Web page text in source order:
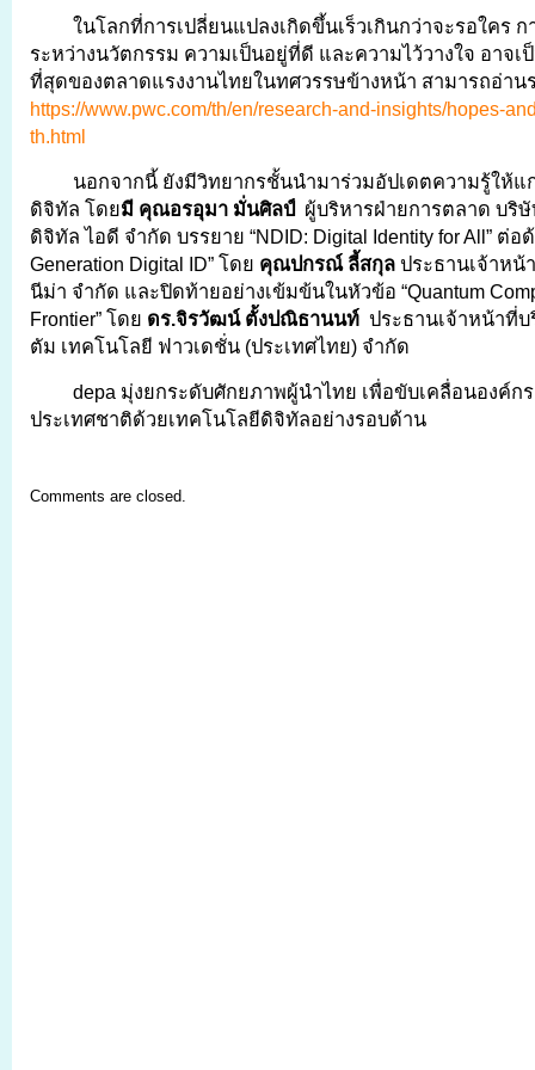
ในโลกที่การเปลี่ยนแปลงเกิดขึ้นเร็วเกินกว่าจะรอใคร
ระหว่างนวัตกรรม ความเป็นอยู่ที่ดี และความไว้วางใจ อาจ
ที่สุดของตลาดแรงงานไทยในทศวรรษข้างหน้า สามารถอ่าน
https://www.pwc.com/th/en/research-and-insights/hopes-
th.html
นอกจากนี้ ยังมีวิทยากรชั้นนำมาร่วมอัปเดตความรู้ให้แ
ดิจิทัล โดยมี คุณอรอุมา มั่นศิลป์ ผู้บริหารฝ่ายการตลาด บริ
ดิจิทัล ไอดี จำกัด บรรยาย “NDID: Digital Identity for All” ต่อ
Generation Digital ID” โดย คุณปกรณ์ ลี้สกุล ประธานเจ้าห
นีม่า จำกัด และปิดท้ายอย่างเข้มข้นในหัวข้อ “Quantum
Frontier” โดย ดร.จิรวัฒน์ ตั้งปณิธานนท์ ประธานเจ้าหน้าที่
ตัม เทคโนโลยี ฟาวเดชั่น (ประเทศไทย) จำกัด
depa มุ่งยกระดับศักยภาพผู้นำไทย เพื่อขับเคลื่อนองค์ก
ประเทศชาติด้วยเทคโนโลยีดิจิทัลอย่างรอบด้าน
Comments are closed.